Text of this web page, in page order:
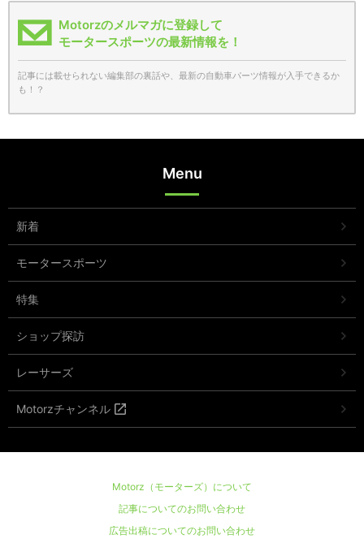
Motorzのメルマガに登録して
モータースポーツの最新情報を！
記事には載せられない編集部の裏話や、最新の自動車パーツ情報が入手できるか
も！？
Menu
新着
モータースポーツ
特集
ショップ探訪
レーサーズ
Motorzチャンネル
Motorz（モーターズ）について
記事についてのお問い合わせ
広告出稿についてのお問い合わせ